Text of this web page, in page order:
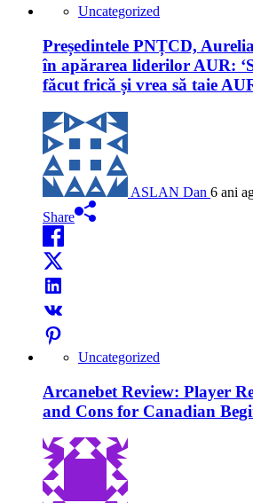
Uncategorized
Președintele PNȚCD,
în apărarea liderilor AUR:
făcut frică și vrea să taie
ASLAN Dan 6 ani
Share
Uncategorized
Arcanebet Review: Player
and Cons for Canadian